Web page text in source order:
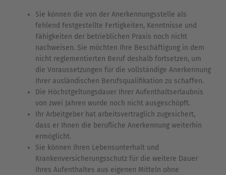
Sie können die von der Anerkennungsstelle als
fehlend festgestellte Fertigkeiten, Kenntnisse und
Fähigkeiten der betrieblichen Praxis noch nicht
nachweisen. Sie möchten Ihre Beschäftigung in dem
nicht reglementierten Beruf deshalb fortsetzen, um
die Voraussetzungen für die vollständige Anerkennung
Ihrer ausländischen Berufsqualifikation zu schaffen.
Die Höchstgeltungsdauer Ihrer Aufenthaltserlaubnis
von zwei Jahren wurde noch nicht ausgeschöpft.
Ihr Arbeitgeber hat arbeitsvertraglich zugesichert,
dass er Ihnen die berufliche Anerkennung weiterhin
ermöglicht.
Sie können Ihren Lebensunterhalt und
Krankenversicherungsschutz für die weitere Dauer
Ihres Aufenthaltes aus eigenen Mitteln ohne